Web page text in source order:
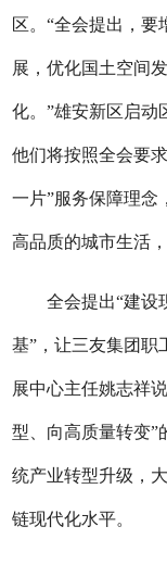
区。“全会提出，
展，优化国土空间
化。”雄安新区启动
他们将按照全会要
一片”服务保障理念
高品质的城市生活
全会提出“建设现
基”，让三友集团职
展中心主任姚志祥
型、向高质量转变”
统产业转型升级，
链现代化水平。